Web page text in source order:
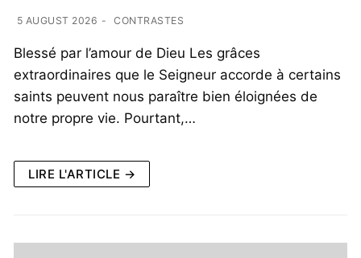
5 AUGUST 2026 - CONTRASTES
Blessé par l’amour de Dieu Les grâces
extraordinaires que le Seigneur accorde à certains
saints peuvent nous paraître bien éloignées de
notre propre vie. Pourtant,…
LIRE L'ARTICLE →